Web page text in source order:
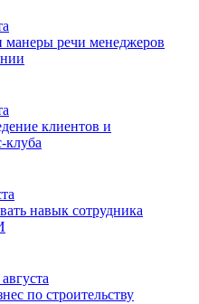
манеры речи менеджеров
клиентов и
клуба
навык сотрудника
по строительству